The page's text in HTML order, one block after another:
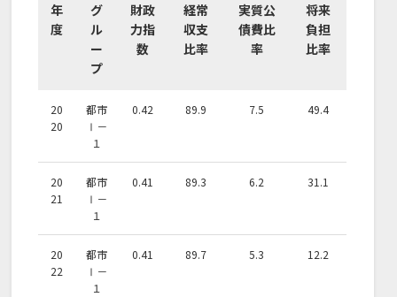
年
度
グ
ル
ー
プ
財政
力指
数
経常
収支
比率
実質公
債費比
率
将来
負担
比率
20
20
都市
Ⅰ－
１
0.42 89.9 7.5 49.4
20
21
都市
Ⅰ－
１
0.41 89.3 6.2 31.1
20
22
都市
Ⅰ－
１
0.41 89.7 5.3 12.2